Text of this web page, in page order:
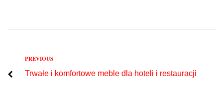
Nawigacja
wpisu
Previous
PREVIOUS
Trwałe i komfortowe meble dla hoteli i restauracji